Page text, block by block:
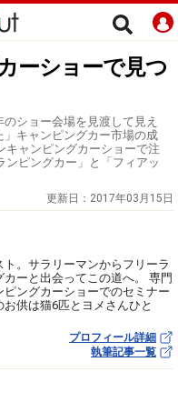
ーショーで見つ
ショー会場を見渡して見え
キャンピングカー市場の成
キャンピングカーショーで注
ンピングカー」と「フィアッ
更新日： 2017年03月15日
。サラリーマンからフリーラ
ーと出会ってこの道へ。 専門
ングカーショーでのセミナー
供は猫6匹とヨメさんひと
プロフィール詳細
執筆記事一覧